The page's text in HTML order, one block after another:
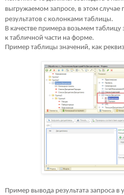
выгружаемом запросе, в этом случае
результатов с колонками таблицы.
В качестве примера возьмем таблицу
к табличной части на форме.
Пример таблицы значений, как
Пример вывода результата запроса в